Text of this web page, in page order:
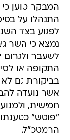
המבקר טוען
התנהלו על
לפגוע בצד
נמצא כי השר
לשעבר ולגרום
התקופה או
בביקורת גם לא
אשר נועדה
חמישית,
"פוטש"
הרמטכ"ל.